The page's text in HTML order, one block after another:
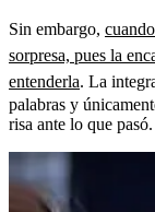
Sin embargo,
sorpresa, pues la
entenderla. La
palabras y
risa ante lo que pasó.